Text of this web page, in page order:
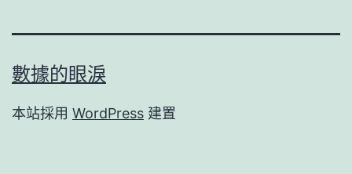
數據的眼淚
本站採用 WordPress 建置